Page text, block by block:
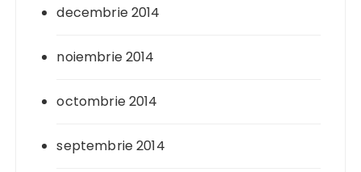
decembrie 2014
noiembrie 2014
octombrie 2014
septembrie 2014